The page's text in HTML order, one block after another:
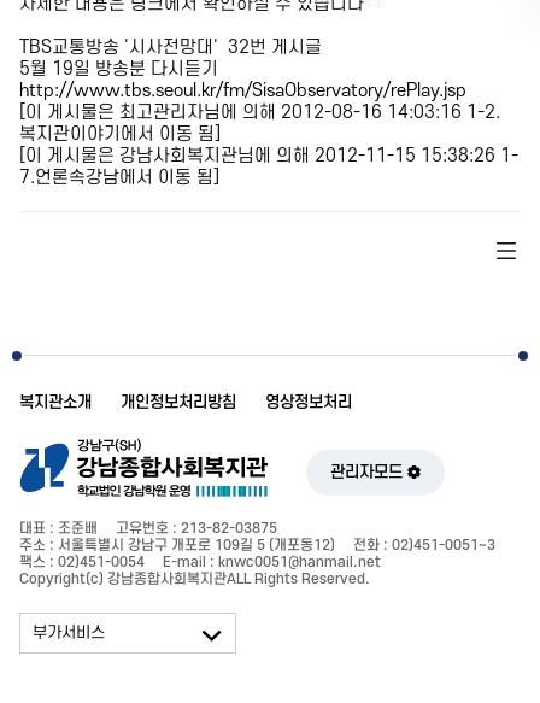
자세한 내용은 링크에서 확인하실 수 있습니다^^
TBS교통방송 '시사전망대' 32번 게시글
5월 19일 방송분 다시듣기
http://www.tbs.seoul.kr/fm/SisaObservatory/rePlay.jsp
[이 게시물은 최고관리자님에 의해 2012-08-16 14:03:16 1-2.
복지관이야기에서 이동 됨]
[이 게시물은 강남사회복지관님에 의해 2012-11-15 15:38:26 1-
7.언론속강남에서 이동 됨]
복지관소개 개인정보처리방침 영상정보처리
관리자모드
대표 : 조준배
고유번호 : 213-82-03875
주소 : 서울특별시 강남구 개포로 109길 5 (개포동12)
전화 : 02)451-0051~3
팩스 : 02)451-0054
E-mail : knwc0051@hanmail.net
Copyright(c) 강남종합사회복지관ALL Rights Reserved.
부가서비스